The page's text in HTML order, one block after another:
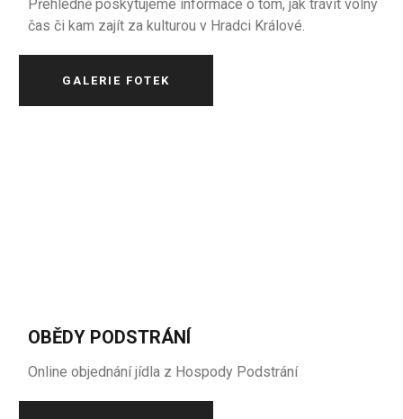
Přehledně poskytujeme informace o tom, jak trávit volný
čas či kam zajít za kulturou v Hradci Králové.
GALERIE FOTEK
OBĚDY PODSTRÁNÍ
Online objednání jídla z Hospody Podstrání